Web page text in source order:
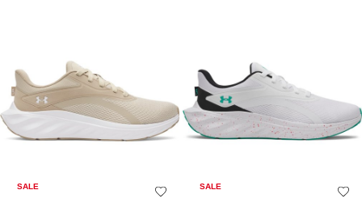
SALE SALE